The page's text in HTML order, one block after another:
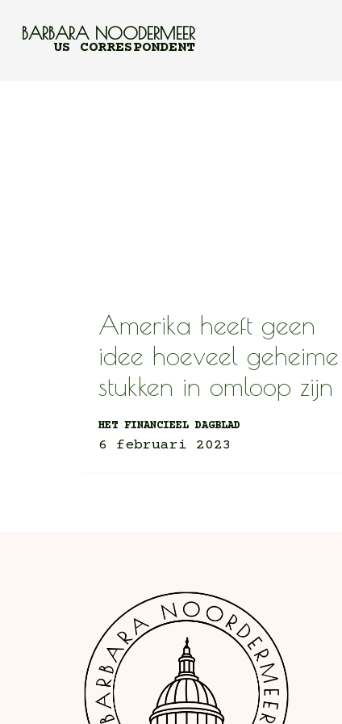
BARBARA NOODERMEER
US CORRESPONDENT
Amerika heeft geen
idee hoeveel geheime
stukken in omloop zijn
HET FINANCIEEL DAGBLAD
6 februari 2023